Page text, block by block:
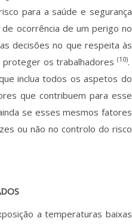
para a saúde e segurança
ocorrência de um perigo no
decisões no que respeita às
proteger os trabalhadores (10).
inclua todos os aspetos do
que contribuem para esse
se esses mesmos fatores
ou não no controlo do risco
a temperaturas baixas